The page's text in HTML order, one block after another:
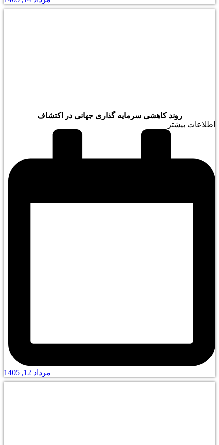
روند کاهشی سرمایه گذاری جهانی در اکتشاف
اطلاعات بیشتر
مرداد 12, 1405